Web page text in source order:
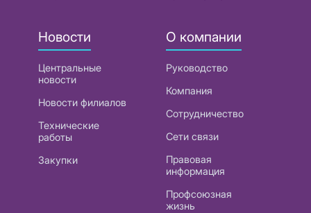
Новости
Центральные
новости
Новости филиалов
Технические
работы
Закупки
О компании
Руководство
Компания
Сотрудничество
Сети связи
Правовая
информация
Профсоюзная
жизнь